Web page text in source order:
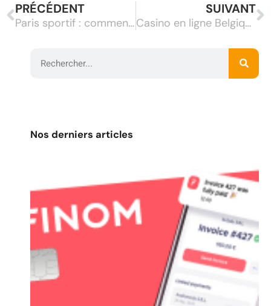
PRÉCÉDENT
Paris sportif : comment gagner de l’argent ?
SUIVANT
Casino en ligne Belgique : vous adorez prendre des risques ?
Nos derniers articles